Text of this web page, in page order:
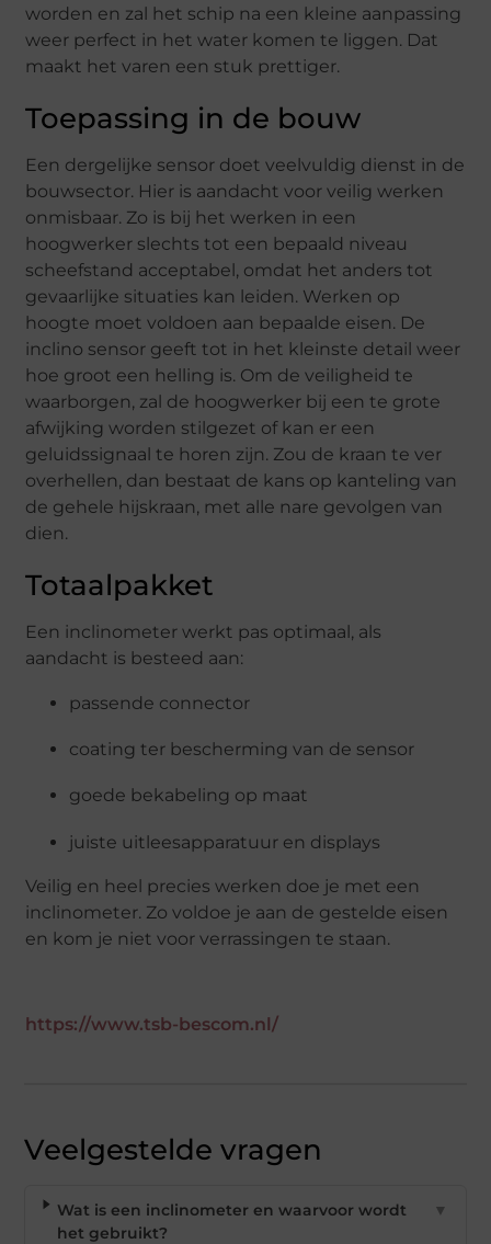
worden en zal het schip na een kleine aanpassing
weer perfect in het water komen te liggen. Dat
maakt het varen een stuk prettiger.
Toepassing in de bouw
Een dergelijke sensor doet veelvuldig dienst in de
bouwsector. Hier is aandacht voor veilig werken
onmisbaar. Zo is bij het werken in een
hoogwerker slechts tot een bepaald niveau
scheefstand acceptabel, omdat het anders tot
gevaarlijke situaties kan leiden. Werken op
hoogte moet voldoen aan bepaalde eisen. De
inclino sensor geeft tot in het kleinste detail weer
hoe groot een helling is. Om de veiligheid te
waarborgen, zal de hoogwerker bij een te grote
afwijking worden stilgezet of kan er een
geluidssignaal te horen zijn. Zou de kraan te ver
overhellen, dan bestaat de kans op kanteling van
de gehele hijskraan, met alle nare gevolgen van
dien.
Totaalpakket
Een inclinometer werkt pas optimaal, als
aandacht is besteed aan:
passende connector
coating ter bescherming van de sensor
goede bekabeling op maat
juiste uitleesapparatuur en displays
Veilig en heel precies werken doe je met een
inclinometer. Zo voldoe je aan de gestelde eisen
en kom je niet voor verrassingen te staan.
https://www.tsb-bescom.nl/
Veelgestelde vragen
Wat is een inclinometer en waarvoor wordt
het gebruikt?
▼